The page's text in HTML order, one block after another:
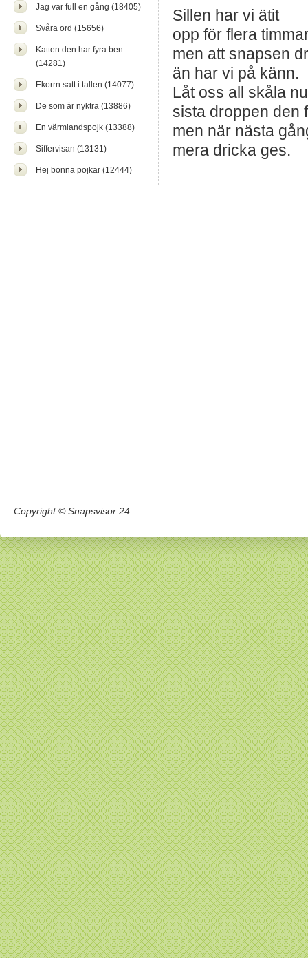
Jag var full en gång (18405)
Svåra ord (15656)
Katten den har fyra ben
(14281)
Ekorrn satt i tallen (14077)
De som är nyktra (13886)
En värmlandspojk (13388)
Siffervisan (13131)
Hej bonna pojkar (12444)
Sillen har vi ätit
opp för flera
men att snapsen
än har vi på känn.
Låt oss all skåla nu
sista droppen den
men när nästa
mera dricka ges.
Copyright © Snapsvisor 24